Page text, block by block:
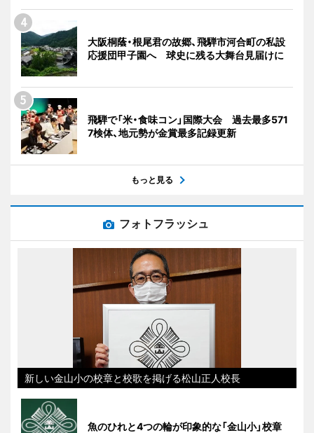
大阪桐蔭・根尾君の故郷、飛騨市河合町の私設
応援団甲子園へ 球史に残る大舞台見届けに
飛騨で「米・食味コン」国際大会 過去最多571
7検体、地元勢が金賞最多記録更新
もっと見る
フォトフラッシュ
新しい金山小の校章と校歌を掲げる松山正人校長
魚のひれと4つの輪が印象的な「金山小」校章